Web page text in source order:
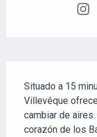
Situado a 15
Villevêque
cambiar de
corazón de los